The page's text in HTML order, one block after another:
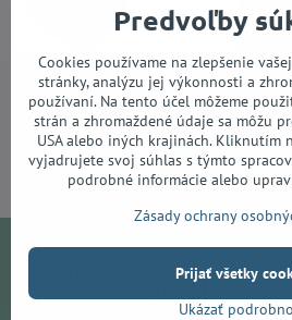
Ibanez AAD50CE-LBS
Do 14 dní
296,23 €
Do košíka
Predvoľby
Cookies používame na zlepšenie
stránky, analýzu jej výkonnosti a
používaní. Na tento účel môžeme
strán a zhromaždené údaje sa môžu
USA alebo iných krajinách. Kliknutím
vyjadrujete svoj súhlas s týmto
podrobné informácie alebo
Zásady ochrany
Ukázať
Prijať všetky